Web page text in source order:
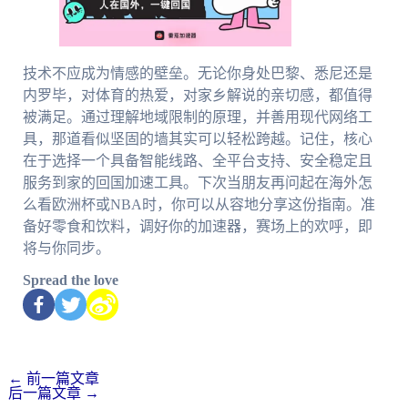
技术不应成为情感的壁垒。无论你身处巴黎、悉尼还是
内罗毕，对体育的热爱，对家乡解说的亲切感，都值得
被满足。通过理解地域限制的原理，并善用现代网络工
具，那道看似坚固的墙其实可以轻松跨越。记住，核心
在于选择一个具备智能线路、全平台支持、安全稳定且
服务到家的回国加速工具。下次当朋友再问起在海外怎
么看欧洲杯或NBA时，你可以从容地分享这份指南。准
备好零食和饮料，调好你的加速器，赛场上的欢呼，即
将与你同步。
Spread the love
← 前一篇文章
后一篇文章 →